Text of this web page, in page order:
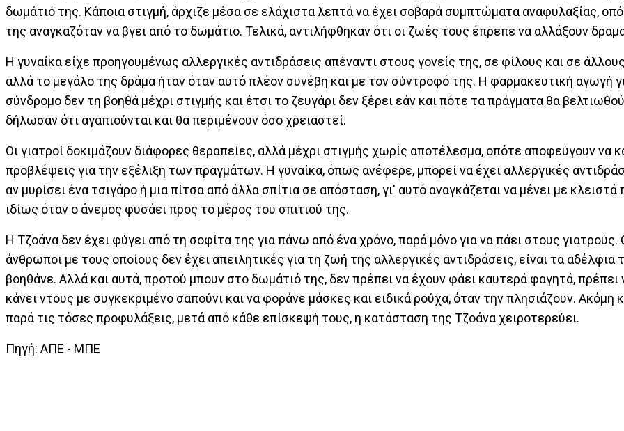
δωμάτιό της. Κάποια στιγμή, άρχιζε μέσα σε ελάχιστα λεπτά να έχει σοβαρά συμπτώματα αναφυλαξίας,
της αναγκαζόταν να βγει από το δωμάτιο. Τελικά, αντιλήφθηκαν ότι οι ζωές τους έπρεπε να αλλάξουν
Η γυναίκα είχε προηγουμένως αλλεργικές αντιδράσεις απέναντι στους γονείς της, σε φίλους και σε
αλλά το μεγάλο της δράμα ήταν όταν αυτό πλέον συνέβη και με τον σύντροφό της. Η φαρμακευτική αγωγή
σύνδρομο δεν τη βοηθά μέχρι στιγμής και έτσι το ζευγάρι δεν ξέρει εάν και πότε τα πράγματα θα
δήλωσαν ότι αγαπιούνται και θα περιμένουν όσο χρειαστεί.
Οι γιατροί δοκιμάζουν διάφορες θεραπείες, αλλά μέχρι στιγμής χωρίς αποτέλεσμα, οπότε αποφεύγουν να
προβλέψεις για την εξέλιξη των πραγμάτων. Η γυναίκα, όπως ανέφερε, μπορεί να έχει αλλεργικές
αν μυρίσει ένα τσιγάρο ή μια πίτσα από άλλα σπίτια σε απόσταση, γι' αυτό αναγκάζεται να μένει με κλειστά
ιδίως όταν ο άνεμος φυσάει προς το μέρος του σπιτιού της.
Η Τζοάνα δεν έχει φύγει από τη σοφίτα της για πάνω από ένα χρόνο, παρά μόνο για να πάει στους γιατρούς.
άνθρωποι με τους οποίους δεν έχει απειλητικές για τη ζωή της αλλεργικές αντιδράσεις, είναι τα αδέλφια
βοηθάνε. Αλλά και αυτά, προτού μπουν στο δωμάτιό της, δεν πρέπει να έχουν φάει καυτερά φαγητά, πρέπει
κάνει ντους με συγκεκριμένο σαπούνι και να φοράνε μάσκες και ειδικά ρούχα, όταν την πλησιάζουν. Ακόμη
παρά τις τόσες προφυλάξεις, μετά από κάθε επίσκεψή τους, η κατάσταση της Τζοάνα χειροτερεύει.
Πηγή: ΑΠΕ - ΜΠΕ